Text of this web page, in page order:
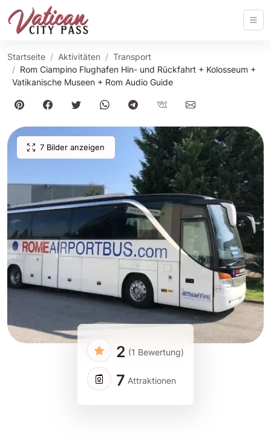
Startseite Aktivitäten
Transport
Rom Ciampino Flughafen Hin- und Rückfahrt + Kolosseum +
Vatikanische Museen + Rom Audio Guide
7 Bilder anzeigen
2 (1 Bewertung)
7 Attraktionen